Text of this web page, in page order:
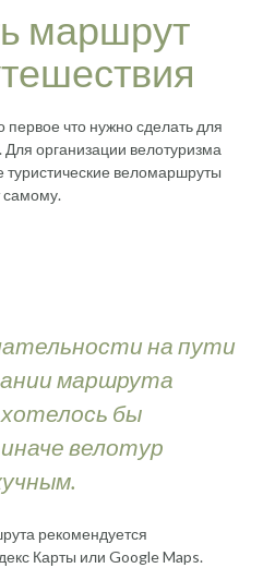
маршрут
что нужно сделать для
организации велотуризма
туристические веломаршруты
самому.
на пути
маршрута
бы
велотур
рекомендуется
Карты или Google Maps.